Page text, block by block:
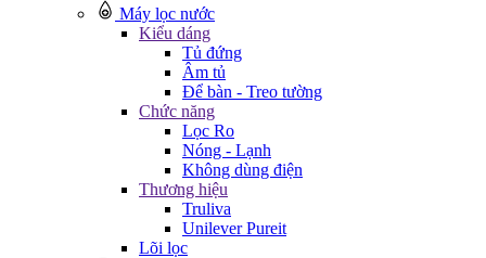
Máy lọc nước
Kiểu dáng
Tủ đứng
Âm tủ
Để bàn - Treo tường
Chức năng
Lọc Ro
Nóng - Lạnh
Không dùng điện
Thương hiệu
Truliva
Unilever Pureit
Lõi lọc